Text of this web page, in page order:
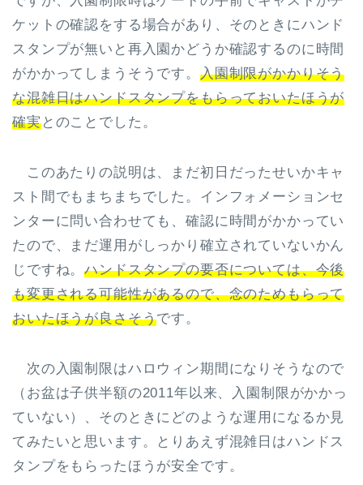
ケットの確認をする場合があり、そのときにハンド
スタンプが無いと再入園かどうか確認するのに時間
がかかってしまうそうです。 入園制限がかかりそう
な混雑日はハンドスタンプをもらっておいたほうが
確実とのことでした。
このあたりの説明は、まだ初日だったせいかキャ
スト間でもまちまちでした。インフォメーションセ
ンターに問い合わせても、確認に時間がかかってい
たので、まだ運用がしっかり確立されていないかん
じですね。ハンドスタンプの要否については、今後
も変更される可能性があるので、念のためもらって
おいたほうが良さそうです。
次の入園制限はハロウィン期間になりそうなので
（お盆は子供半額の2011年以来、入園制限がかかっ
ていない）、そのときにどのような運用になるか見
てみたいと思います。とりあえず混雑日はハンドス
タンプをもらったほうが安全です。